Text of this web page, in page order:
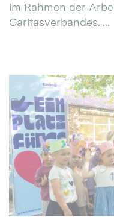
im Rahmen der
Caritasverbandes. ...